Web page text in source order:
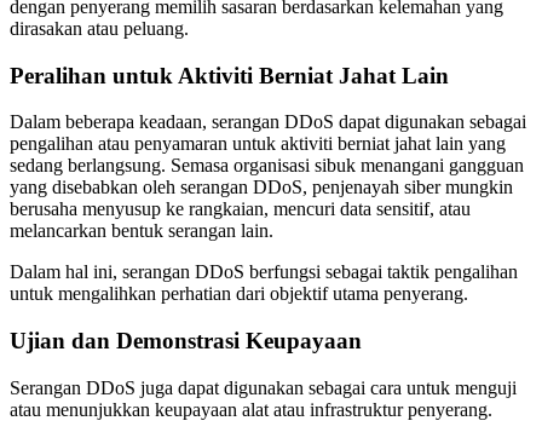
dengan penyerang memilih sasaran berdasarkan kelemahan yang
dirasakan atau peluang.
Peralihan untuk Aktiviti Berniat Jahat Lain
Dalam beberapa keadaan, serangan DDoS dapat digunakan sebagai
pengalihan atau penyamaran untuk aktiviti berniat jahat lain yang
sedang berlangsung. Semasa organisasi sibuk menangani gangguan
yang disebabkan oleh serangan DDoS, penjenayah siber mungkin
berusaha menyusup ke rangkaian, mencuri data sensitif, atau
melancarkan bentuk serangan lain.
Dalam hal ini, serangan DDoS berfungsi sebagai taktik pengalihan
untuk mengalihkan perhatian dari objektif utama penyerang.
Ujian dan Demonstrasi Keupayaan
Serangan DDoS juga dapat digunakan sebagai cara untuk menguji
atau menunjukkan keupayaan alat atau infrastruktur penyerang.